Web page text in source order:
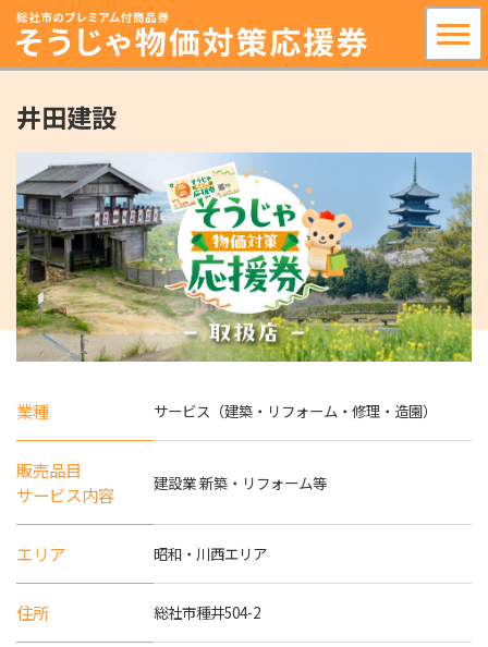
井田建設
業種 サービス（建築・リフォーム・修理・造園）
販売品目
サービス内容
建設業 新築・リフォーム等
エリア 昭和・川西エリア
住所 総社市種井504-2